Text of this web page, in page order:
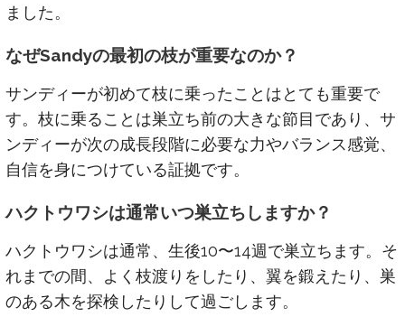
ました。
なぜSandyの最初の枝が重要なのか？
サンディーが初めて枝に乗ったことはとても重要で
す。枝に乗ることは巣立ち前の大きな節目であり、サ
ンディーが次の成長段階に必要な力やバランス感覚、
自信を身につけている証拠です。
ハクトウワシは通常いつ巣立ちしますか？
ハクトウワシは通常、生後10〜14週で巣立ちます。そ
れまでの間、よく枝渡りをしたり、翼を鍛えたり、巣
のある木を探検したりして過ごします。